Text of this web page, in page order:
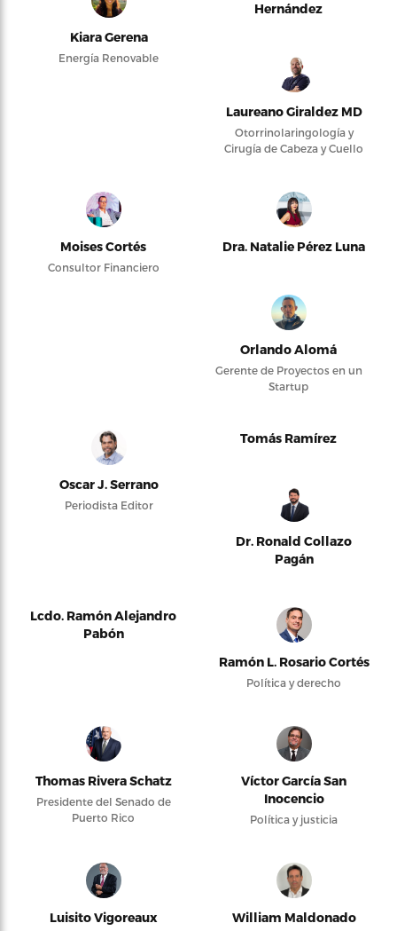
Kiara Gerena
Energía Renovable
Hernández
Laureano Giraldez MD
Otorrinolaringología y
Cirugía de Cabeza y Cuello
Moises Cortés
Consultor Financiero
Dra. Natalie Pérez Luna
Orlando Alomá
Gerente de Proyectos en un
Startup
Oscar J. Serrano
Periodista Editor
Tomás Ramírez
Dr. Ronald Collazo
Pagán
Lcdo. Ramón Alejandro
Pabón
Ramón L. Rosario Cortés
Política y derecho
Thomas Rivera Schatz
Presidente del Senado de
Puerto Rico
Víctor García San
Inocencio
Política y justicia
Luisito Vigoreaux William Maldonado